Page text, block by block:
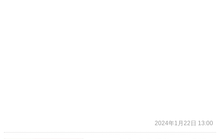
2024年1月22日 13:00